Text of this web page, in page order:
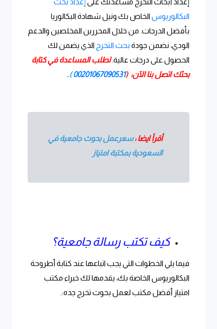
البكالوريوسالخاص بك ونيل شهادة البكالوريا
بأفضل الدرجات. من خلال المحررين المخلصين والدعم
الودي، نضمن جودة بحث التخرج الذي يضمن لك
الحصول على درجات عالية.لطلب المساعدة في كتابة
بحثك اتصل بنا الآن: (00201067090531
)..
أقرأ ايضا :سعرعمل بحوث جامعية في
السعودية بمكتبة امتياز
كيف تكتب رسالة جامعية؟
فيما يلي الخطوات التي يجب اتباعها عند كتابة أطروحة
البكالوريوس الخاصة بك، يقدمها لك خبراء مكتب
امتياز أفضل مكتب لعمل بحوث تخرج جده:.